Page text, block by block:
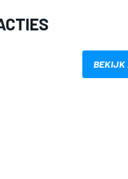
BEKIJK